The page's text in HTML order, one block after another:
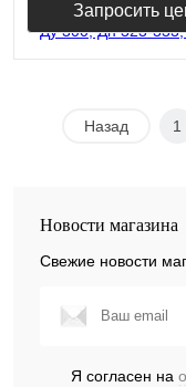
Запросить
Назад 1
Новости магазина
Свежие новости
Я согласен на